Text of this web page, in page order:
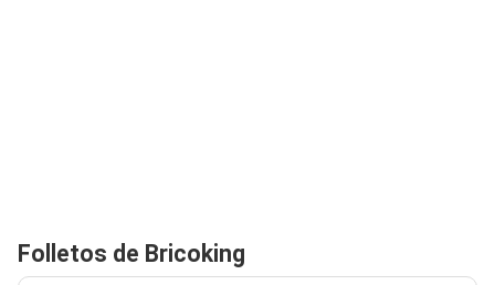
Folletos de Bricoking